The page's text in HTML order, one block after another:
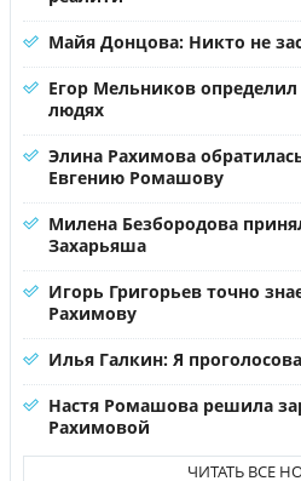
Майя Донцова: Никто не
Егор Мельников
людях
Элина Рахимова
Евгению Ромашову
Милена Безбородова
Захарьяша
Игорь Григорьев точно
Рахимову
Илья Галкин: Я
Настя Ромашова решила
Рахимовой
ЧИТАТЬ ВСЕ